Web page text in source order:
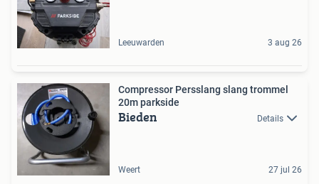
Leeuwarden 3 aug 26
Compressor Persslang slang trommel
20m parkside
Bieden Details
Weert 27 jul 26